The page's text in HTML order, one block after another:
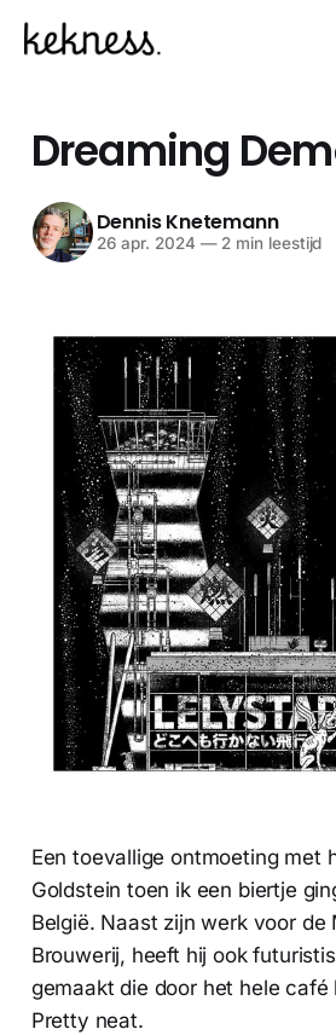
Dreaming
Dennis Knetemann
26 apr. 2024 —2 min leestijd
Een toevallige ontmoeting met
Goldstein toen ik een biertje
België. Naast zijn werk voor de
Brouwerij, heeft hij ook
gemaakt die door het hele café
Pretty neat.